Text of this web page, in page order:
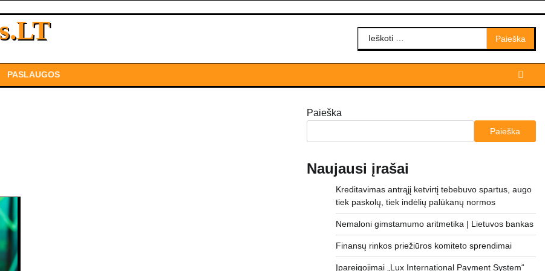
Ieškoti:
PASLAUGOS
Paieška
Paieška
Naujausi įrašai
Kreditavimas antrąjį ketvirtį tebebuvo spartus, augo
tiek paskolų, tiek indėlių palūkanų normos
Nemaloni gimstamumo aritmetika | Lietuvos bankas
Finansų rinkos priežiūros komiteto sprendimai
Įpareigojimai „Lux International Payment System“